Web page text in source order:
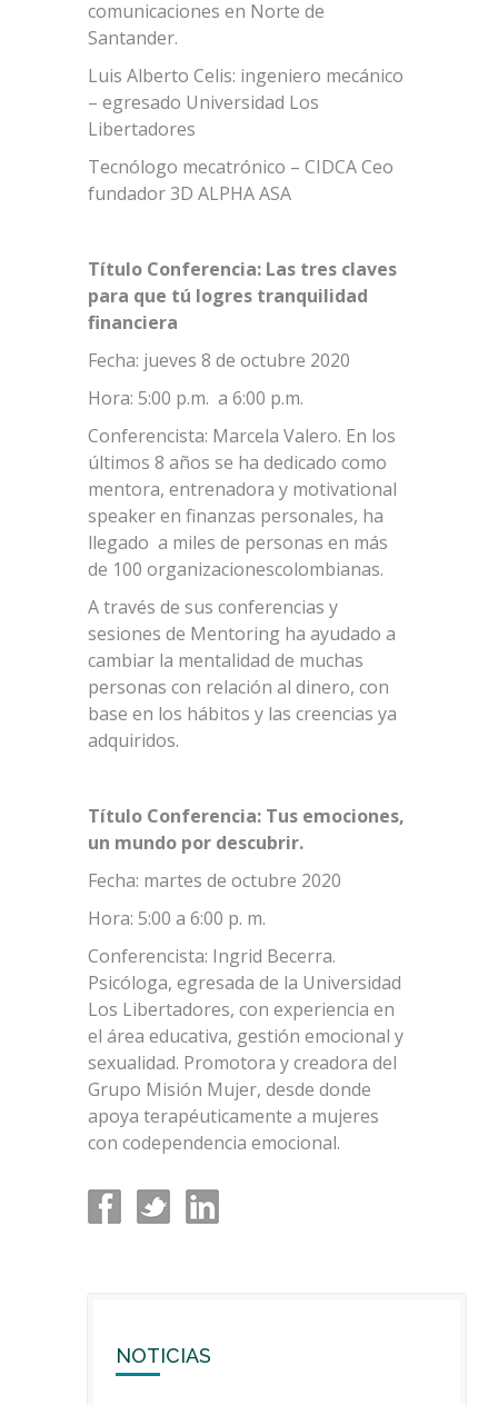
comunicaciones en Norte de
Santander.
Luis Alberto Celis: ingeniero mecánico
– egresado Universidad Los
Libertadores
Tecnólogo mecatrónico – CIDCA Ceo
fundador 3D ALPHA ASA
Título Conferencia: Las tres claves
para que tú logres tranquilidad
financiera
Fecha: jueves 8 de octubre 2020
Hora: 5:00 p.m. a 6:00 p.m.
Conferencista: Marcela Valero. En los
últimos 8 años se ha dedicado como
mentora, entrenadora y motivational
speaker en finanzas personales, ha
llegado a miles de personas en más
de 100 organizacionescolombianas.
A través de sus conferencias y
sesiones de Mentoring ha ayudado a
cambiar la mentalidad de muchas
personas con relación al dinero, con
base en los hábitos y las creencias ya
adquiridos.
Título Conferencia: Tus emociones,
un mundo por descubrir.
Fecha: martes de octubre 2020
Hora: 5:00 a 6:00 p. m.
Conferencista: Ingrid Becerra.
Psicóloga, egresada de la Universidad
Los Libertadores, con experiencia en
el área educativa, gestión emocional y
sexualidad. Promotora y creadora del
Grupo Misión Mujer, desde donde
apoya terapéuticamente a mujeres
con codependencia emocional.
NOTICIAS